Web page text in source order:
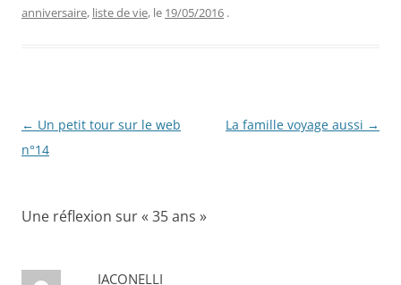
anniversaire, liste de vie, le 19/05/2016 .
Navigation
des
← Un petit tour sur le web
n°14
La famille voyage aussi →
Une réflexion sur « 35 ans »
IACONELLI